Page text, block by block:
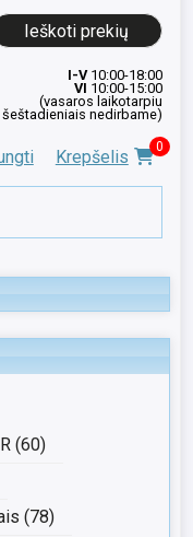
I-V10:00-18:00
VI 10:00-15:00
(vasaros laikotarpiu
šeštadieniais nedirbame)
Krepšelis 0
(60)
(78)